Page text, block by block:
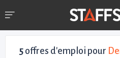
5 offres d'emploi pour